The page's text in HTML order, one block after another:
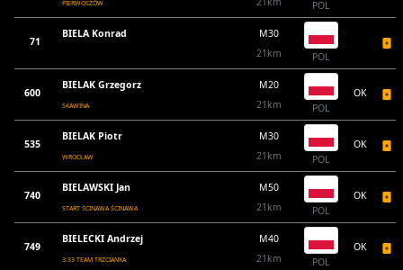
PIERWOSZÓW POL
71
BIELA Konrad
M30
21km
POL
600
BIELAK Grzegorz
SKAWINA
M20
21km
POL
OK
535
BIELAK Piotr
WROCŁAW
M30
21km
POL
OK
740
BIELAWSKI Jan
START ŚCINAWA ŚCINAWA
M50
21km
POL
OK
749
BIELECKI Andrzej
3:33 TEAM TRZCIANKA
M40
21km
POL
OK